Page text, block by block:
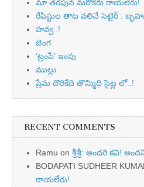
మా తరఫున మరొకరు రాయలేరు!
రేపిస్టుల తాట వలిచే సెటైర్ :
హవ్వ..!
బెంగ
‘ట్రంపే’ ఇంపు
ముల్లు
ప్రేమ దొరికేది తొమ్మిది సైట్ల లో..!
RECENT COMMENTS
Ramu on శ్రీశ్రీ: అందరి కవి!
BODAPATI SUDHEER
రాయలేరు!